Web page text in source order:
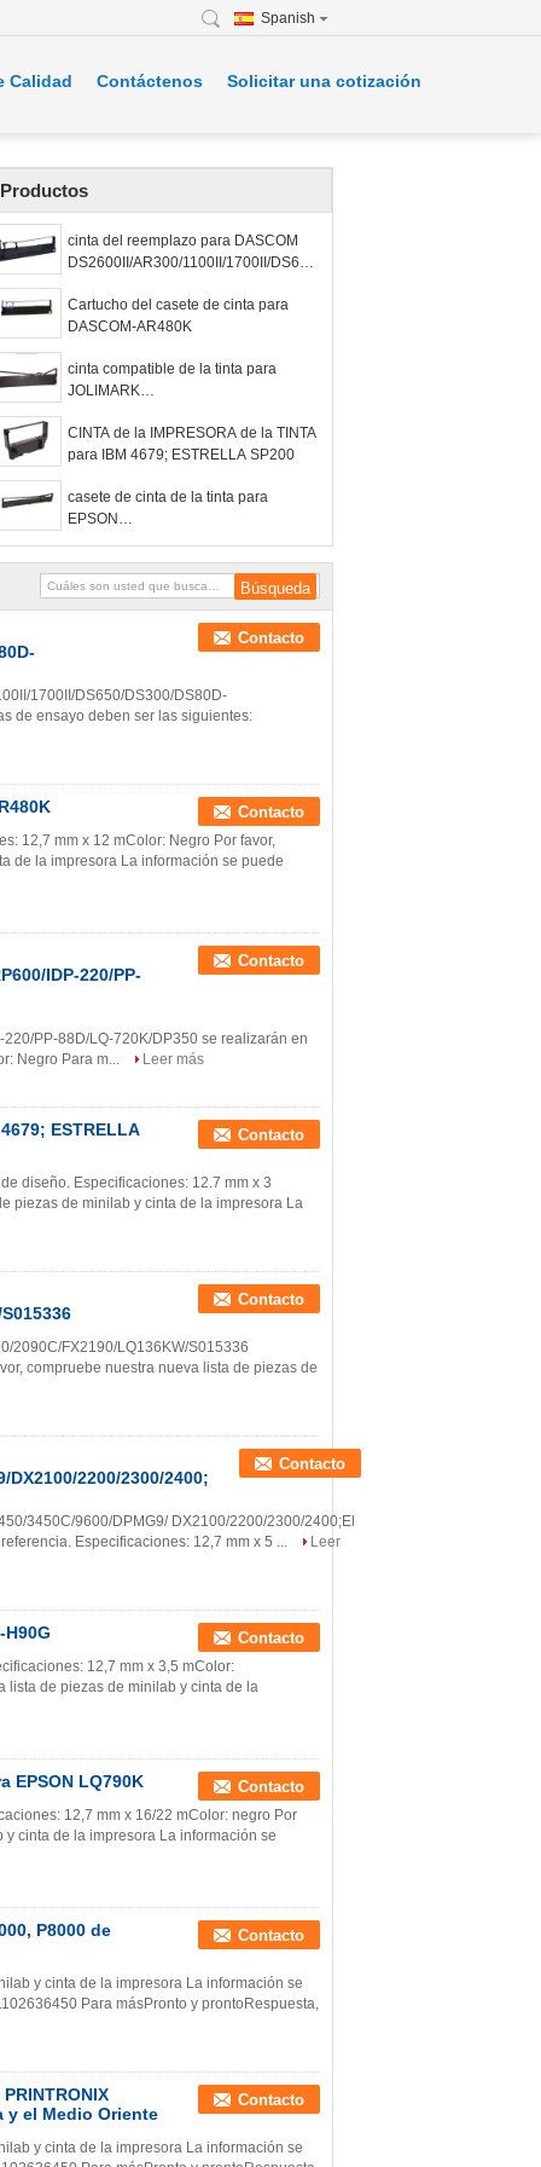
Spanish
Calidad Contáctenos Solicitar una cotización
Productos
cinta del reemplazo para DASCOM
DS2600II/AR300/1100II/1700II/DS650/
3/DS7120/DS1860/DS610II /DS50
Cartucho del casete de cinta para
DASCOM-AR480K
cinta compatible de la tinta para
JOLIMARK
TP600K/RP600/IDP-220/PP-88D/LQ-
720K/DP350
CINTA de la IMPRESORA de la TINTA
para IBM 4679; ESTRELLA SP200
casete de cinta de la tinta para
EPSON
LQ136KW/S015336
Contacto
1700II/DS650/DS300/DS80D-
de ensayo deben ser las siguientes:
Contacto
12,7 mm x 12 mColor: Negro Por favor,
de la impresora La información se puede
IDP-220/PP-
Contacto
PP-88D/LQ-720K/DP350 se realizarán en
Negro Para m...
Leer más
ESTRELLA
Contacto
diseño. Especificaciones: 12.7 mm x 3
piezas de minilab y cinta de la impresora La
Contacto
2090C/FX2190/LQ136KW/S015336
compruebe nuestra nueva lista de piezas de
DX2100/2200/2300/2400;
Contacto
3450C/9600/DPMG9/ DX2100/2200/2300/2400;El
Especificaciones: 12,7 mm x 5 ...
Leer
Contacto
12,7 mm x 3,5 mColor:
lista de piezas de minilab y cinta de la
EPSON LQ790K Contacto
12,7 mm x 16/22 mColor: negro Por
cinta de la impresora La información se
P8000 de
Contacto
y cinta de la impresora La información se
Para másPronto y prontoRespuesta,
y el Medio Oriente
Contacto
y cinta de la impresora La información se